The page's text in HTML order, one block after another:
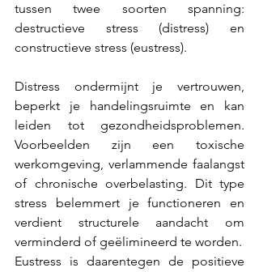
tussen twee soorten spanning:
destructieve stress (distress) en
constructieve stress (eustress).
Distress ondermijnt je vertrouwen,
beperkt je handelingsruimte en kan
leiden tot gezondheidsproblemen.
Voorbeelden zijn een toxische
werkomgeving, verlammende faalangst
of chronische overbelasting. Dit type
stress belemmert je functioneren en
verdient structurele aandacht om
verminderd of geëlimineerd te worden.
Eustress is daarentegen de positieve